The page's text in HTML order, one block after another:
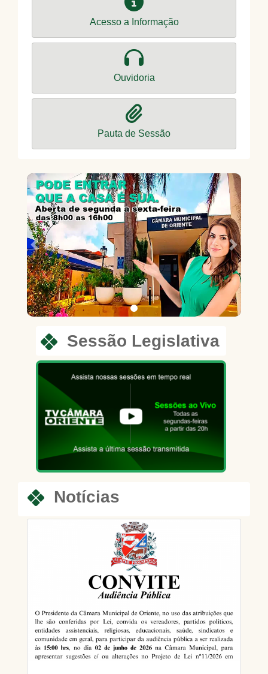
Acesso a Informação
Ouvidoria
Pauta de Sessão
Previous Next
Sessão Legislativa
Notícias